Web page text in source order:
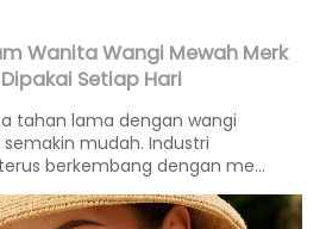
Wanita Wangi Mewah Merk
Setiap Hari
tahan lama dengan wangi
mudah. Industri
berkembang dengan me...